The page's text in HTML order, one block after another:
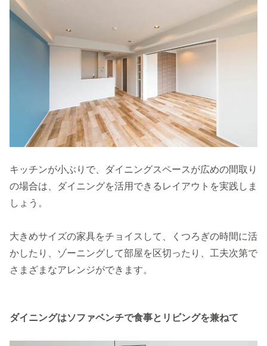
キッチンが小ぶりで、ダイニングスペースが広めの間取り
の場合は、ダイニングを活用できるレイアウトを実践しま
しょう。
大きめサイズの家具をチョイスして、くつろぎの時間に活
かしたり、ゾーニングして部屋を区切ったり、工夫次第で
さまざまなアレンジができます。
ダイニングはソファベンチで食事とリビングを兼ねて